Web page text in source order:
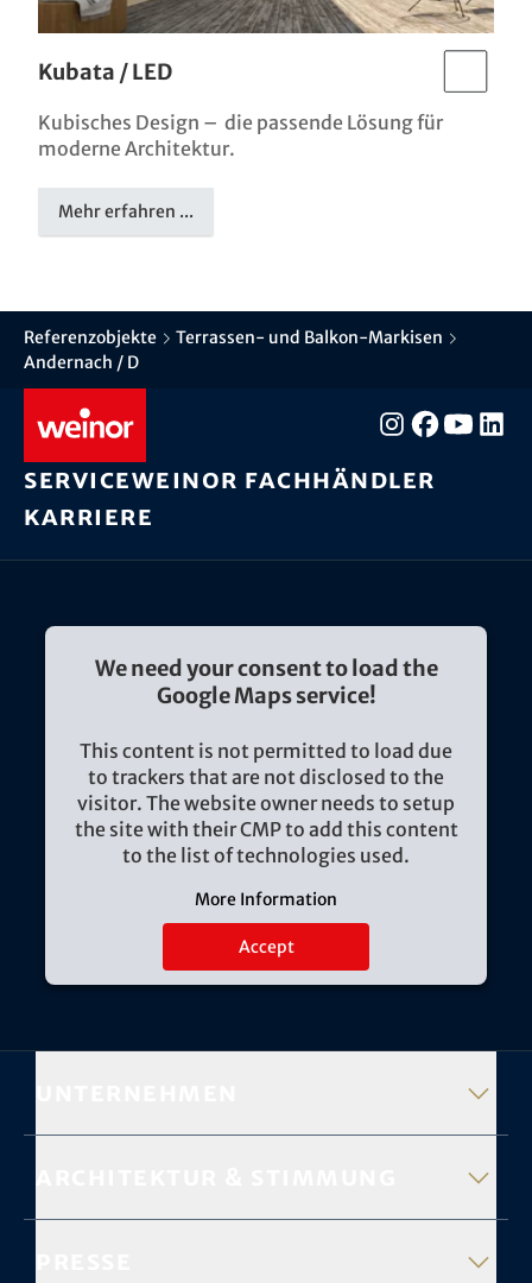
Kubata / LED
Kubisches Design – die passende Lösung für
moderne Architektur.
Mehr erfahren ...
Referenzobjekte
Terrassen- und Balkon-Markisen
Andernach / D
Serviceweinor Fachhändler
Karriere
We need your consent to load the
Google Maps service!
This content is not permitted to load due
to trackers that are not disclosed to the
visitor. The website owner needs to setup
the site with their CMP to add this content
to the list of technologies used.
More Information
Accept